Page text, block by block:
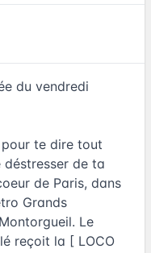
du vendredi
te dire tout
de ta
de Paris, dans
Grands
Le
reçoit la [ LOCO